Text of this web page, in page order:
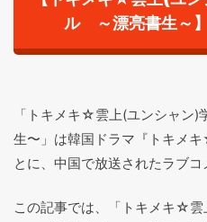
ル ～漂亮書生～
「トキメキ☆雲上(ユンシャン)
生〜」は韓国ドラマ『トキメ
とに、中国で放送されたラブ
この記事では、「トキメキ☆